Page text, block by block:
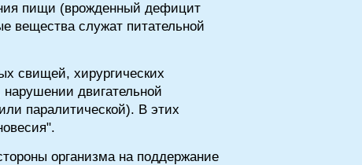
пищи (врожденный дефицит
вещества служат питательной
свищей, хирургических
двигательной
паралитической). В этих
организма на поддержание